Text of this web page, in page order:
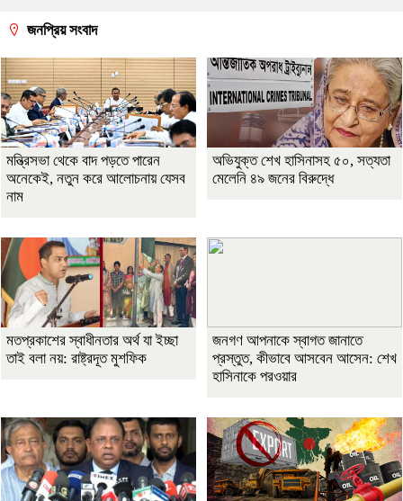
জনপ্রিয় সংবাদ
মন্ত্রিসভা থেকে বাদ পড়তে পারেন
অনেকেই, নতুন করে আলোচনায় যেসব
নাম
অভিযুক্ত শেখ হাসিনাসহ ৫০, সত্যতা
মেলেনি ৪৯ জনের বিরুদ্ধে
মতপ্রকাশের স্বাধীনতার অর্থ যা ইচ্ছা
তাই বলা নয়: রাষ্ট্রদূত মুশফিক
জনগণ আপনাকে স্বাগত জানাতে
প্রস্তুত, কীভাবে আসবেন আসেন: শেখ
হাসিনাকে পরওয়ার